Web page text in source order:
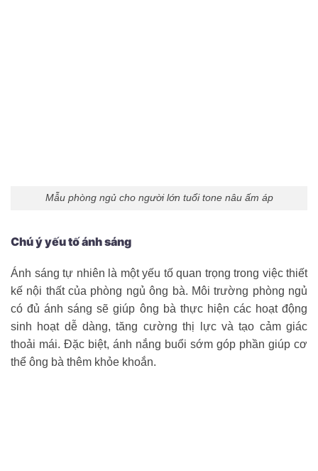
Mẫu phòng ngủ cho người lớn tuổi tone nâu ấm áp
Chú ý yếu tố ánh sáng
Ánh sáng tự nhiên là một yếu tố quan trọng trong việc thiết
kế nội thất của phòng ngủ ông bà. Môi trường phòng ngủ
có đủ ánh sáng sẽ giúp ông bà thực hiện các hoạt động
sinh hoạt dễ dàng, tăng cường thị lực và tạo cảm giác
thoải mái. Đặc biệt, ánh nắng buổi sớm góp phần giúp cơ
thể ông bà thêm khỏe khoắn.